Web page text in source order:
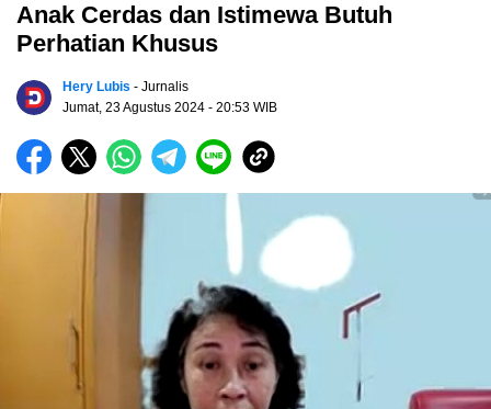
Anak Cerdas dan Istimewa Butuh
Perhatian Khusus
Hery Lubis - Jurnalis
Jumat, 23 Agustus 2024 - 20:53 WIB